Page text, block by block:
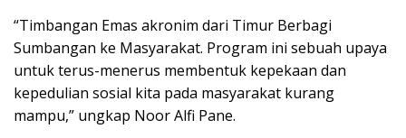
“Timbangan Emas akronim dari Timur Berbagi
Sumbangan ke Masyarakat. Program ini sebuah upaya
untuk terus-menerus membentuk kepekaan dan
kepedulian sosial kita pada masyarakat kurang
mampu,” ungkap Noor Alfi Pane.